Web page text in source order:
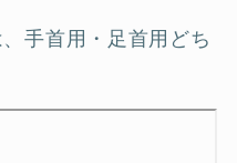
手首用・足首用どち